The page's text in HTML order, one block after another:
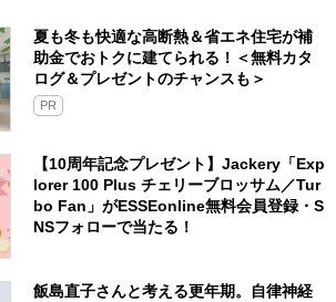
夏も冬も快適な高断熱＆省エネ住宅が補
助金でおトクに建てられる！＜無料カタ
ログ＆プレゼントのチャンスも＞
PR
【10周年記念プレゼント】Jackery「Exp
lorer 100 Plus チェリーブロッサム／Tur
bo Fan」がESSEonline無料会員登録・S
NSフォローで当たる！
飯島直子さんと考える更年期。自律神経